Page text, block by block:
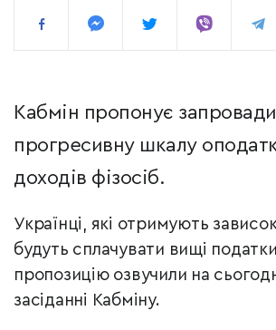
Кабмін пропонує
прогресивну шкалу
доходів фізосіб.
Українці, які отримують
будуть сплачувати вищі
пропозицію озвучили на
засіданні Кабміну.